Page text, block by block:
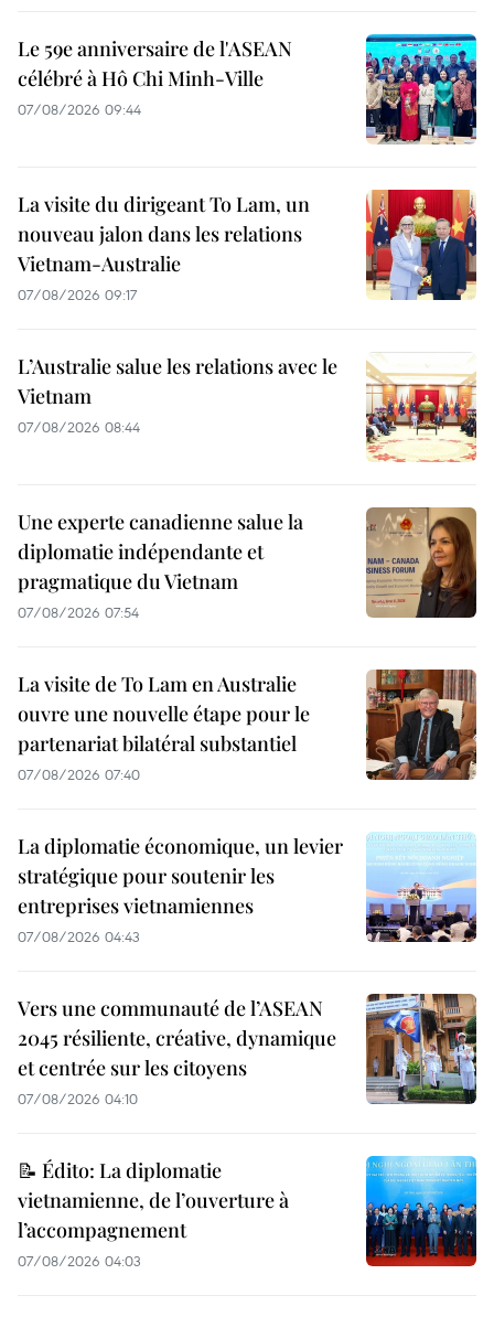
Le 59e anniversaire de l'ASEAN
célébré à Hô Chi Minh-Ville
07/08/2026 09:44
La visite du dirigeant To Lam, un
nouveau jalon dans les relations
Vietnam-Australie
07/08/2026 09:17
L’Australie salue les relations avec le
Vietnam
07/08/2026 08:44
Une experte canadienne salue la
diplomatie indépendante et
pragmatique du Vietnam
07/08/2026 07:54
La visite de To Lam en Australie
ouvre une nouvelle étape pour le
partenariat bilatéral substantiel
07/08/2026 07:40
La diplomatie économique, un levier
stratégique pour soutenir les
entreprises vietnamiennes
07/08/2026 04:43
Vers une communauté de l’ASEAN
2045 résiliente, créative, dynamique
et centrée sur les citoyens
07/08/2026 04:10
📝 Édito: La diplomatie
vietnamienne, de l’ouverture à
l’accompagnement
07/08/2026 04:03